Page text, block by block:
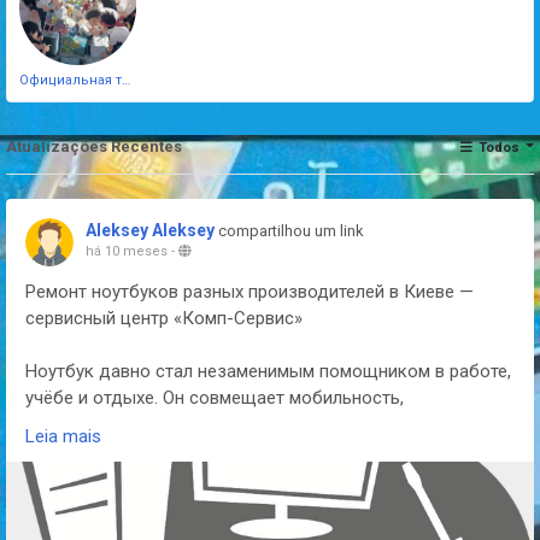
Официальная тестовая страница
Atualizações Recentes Todos
Aleksey Aleksey compartilhou um link
há 10 meses -
Ремонт ноутбуков разных производителей в Киеве —
сервисный центр «Комп-Сервис»
Ноутбук давно стал незаменимым помощником в работе,
учёбе и отдыхе. Он совмещает мобильность,
производительность и удобство. Но даже самые
выходят из строя. Причиной может быть естественный
износ комплектующих, перегрев, механические
повреждения или программные сбои. В таких случаях
Leia mais